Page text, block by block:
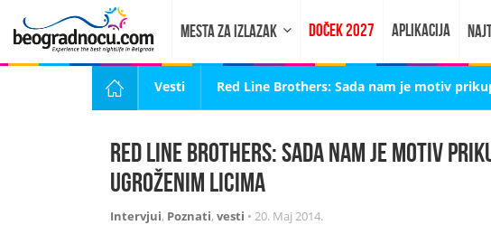
MESTA ZA IZLAZAK DOČEK 2027 APLIKACIJA
Vesti Red Line Brothers: Sada nam je motiv
Red Line Brothers: Sada nam je motiv
ugroženim licima
Intervjui, Poznati, vesti • 20. Maj 2014.